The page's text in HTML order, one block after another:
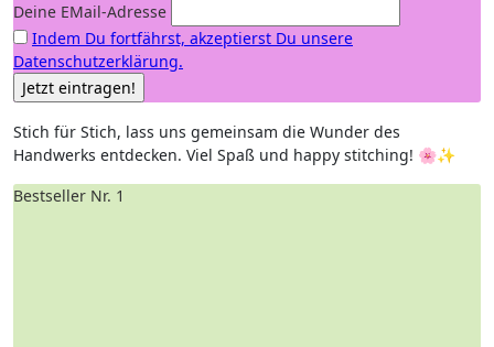
Deine EMail-Adresse
Indem Du fortfährst, akzeptierst Du unsere
Datenschutzerklärung.
Stich für Stich, lass uns gemeinsam⁢ die Wunder des
Handwerks entdecken. Viel Spaß und happy stitching! 🌸✨
Bestseller Nr. 1